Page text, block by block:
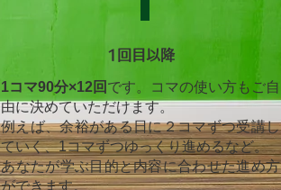
1回目以降
1コマ90分×12回 です。コマの使い方もご自
由に決めていただけます。
例えば、余裕がある日に２コマずつ受講し
ていく、1コマずつゆっくり進めるなど。
​あなたが学ぶ目的と内容に合わせた進め方
ができます。